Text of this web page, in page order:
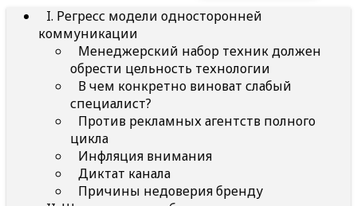
I. Регресс модели односторонней
коммуникации
Менеджерский набор техник должен
обрести цельность технологии
В чем конкретно виноват слабый
специалист?
Против рекламных агентств полного
цикла
Инфляция внимания
Диктат канала
Причины недоверия бренду